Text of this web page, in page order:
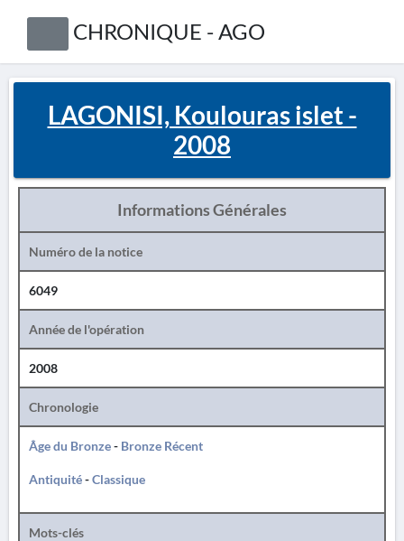
CHRONIQUE - AGO
LAGONISI, Koulouras islet -
2008
Informations Générales
Numéro de la notice
6049
Année de l'opération
2008
Chronologie
Âge du Bronze- Bronze Récent
Antiquité-Classique
Mots-clés